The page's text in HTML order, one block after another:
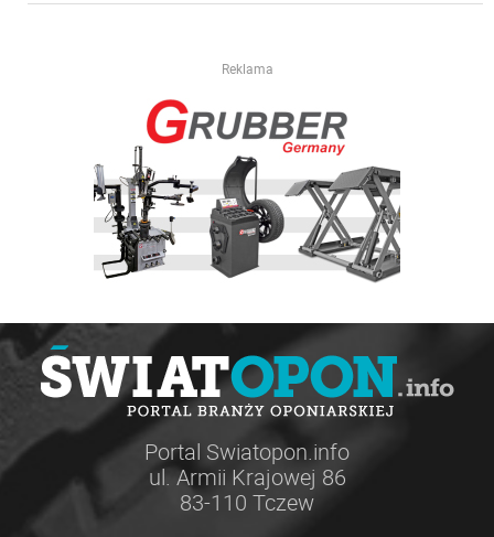
Reklama
Portal Swiatopon.info
ul. Armii Krajowej 86
83-110 Tczew